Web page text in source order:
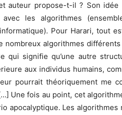
auteur propose-t-il ? Son
les algorithmes
Pour Harari, tout
nombreux algorithmes
qui signifie qu’une autre
aux individus humains,
pourrait théoriquement me
Une fois au point, cet
apocalyptique. Les